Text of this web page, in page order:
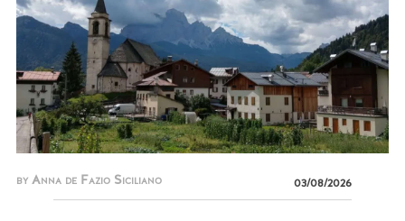
by Anna de Fazio Siciliano 03/08/2026